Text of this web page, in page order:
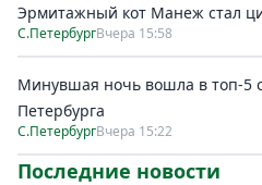
Эрмитажный кот Манеж стал
С.ПетербургВчера 15:58
Минувшая ночь вошла в топ-5
Петербурга
С.ПетербургВчера 15:22
Последние новости